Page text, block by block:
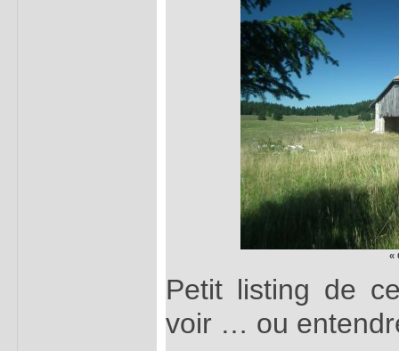
«
Petit listing de
voir … ou